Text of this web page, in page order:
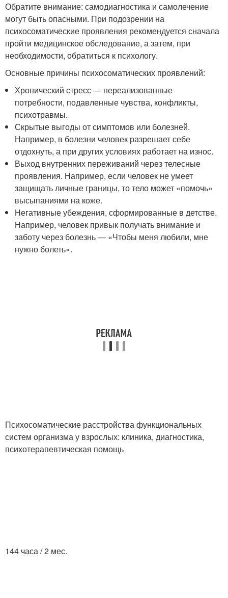
Обратите внимание: самодиагностика и самолечение
могут быть опасными. При подозрении на
психосоматические проявления рекомендуется сначала
пройти медицинское обследование, а затем, при
необходимости, обратиться к психологу.
Основные причины психосоматических проявлений:
Хронический стресс — нереализованные
потребности, подавленные чувства, конфликты,
психотравмы.
Скрытые выгоды от симптомов или болезней.
Например, в болезни человек разрешает себе
отдохнуть, а при других условиях работает на износ.
Выход внутренних переживаний через телесные
проявления. Например, если человек не умеет
защищать личные границы, то тело может «помочь»
высыпаниями на коже.
Негативные убеждения, сформированные в детстве.
Например, человек привык получать внимание и
заботу через болезнь — «Чтобы меня любили, мне
нужно болеть».
Психосоматические расстройства функциональных
систем организма у взрослых: клиника, диагностика,
психотерапевтическая помощь
144 часа / 2 мес.